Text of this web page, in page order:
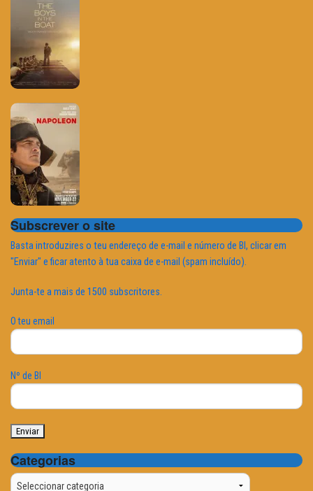
Subscrever o site
Basta introduzires o teu endereço de e-mail e número de BI, clicar em
"Enviar" e ficar atento à tua caixa de e-mail (spam incluído).
Junta-te a mais de 1500 subscritores.
O teu email
Nº de BI
Categorias
Categorias